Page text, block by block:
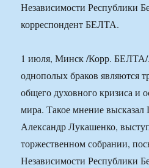
Независимости Республики
корреспондент БЕЛТА.
1 июля, Минск /Корр. БЕЛТА/
однополых браков являются
общего духовного кризиса и
мира. Такое мнение высказал
Александр Лукашенко,
торжественном собрании,
Независимости Республики